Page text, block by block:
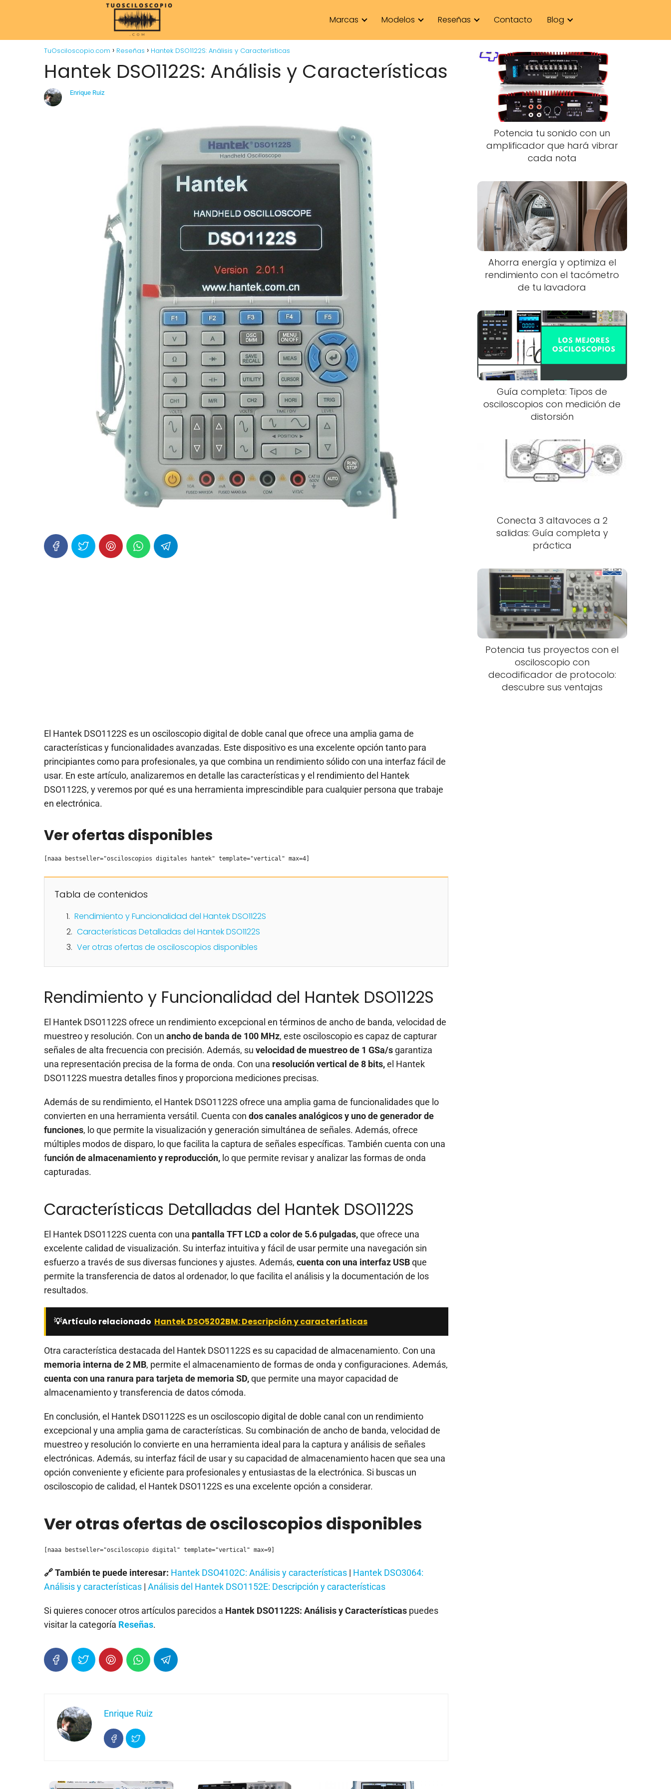
Marcas Modelos Reseñas Contacto Blog
TuOsciloscopio.com Reseñas Hantek DSO1122S: Análisis y Características
Hantek DSO1122S: Análisis y Características
Enrique Ruiz
El Hantek DSO1122S es un osciloscopio digital de doble canal que ofrece una amplia gama de
características y funcionalidades avanzadas. Este dispositivo es una excelente opción tanto para
principiantes como para profesionales, ya que combina un rendimiento sólido con una interfaz fácil de
usar. En este artículo, analizaremos en detalle las características y el rendimiento del Hantek
DSO1122S, y veremos por qué es una herramienta imprescindible para cualquier persona que trabaje
en electrónica.
Ver ofertas disponibles
[naaa bestseller="osciloscopios digitales hantek" template="vertical" max=4]
Tabla de contenidos
Rendimiento y Funcionalidad del Hantek DSO1122S
Características Detalladas del Hantek DSO1122S
Ver otras ofertas de osciloscopios disponibles
Rendimiento y Funcionalidad del Hantek DSO1122S
El Hantek DSO1122S ofrece un rendimiento excepcional en términos de ancho de banda, velocidad de
muestreo y resolución. Con un ancho de banda de 100 MHz, este osciloscopio es capaz de capturar
señales de alta frecuencia con precisión. Además, su velocidad de muestreo de 1 GSa/s garantiza
una representación precisa de la forma de onda. Con una resolución vertical de 8 bits,el Hantek
DSO1122S muestra detalles finos y proporciona mediciones precisas.
Además de su rendimiento, el Hantek DSO1122S ofrece una amplia gama de funcionalidades que lo
convierten en una herramienta versátil. Cuenta con dos canales analógicos y uno de generador de
funciones, lo que permite la visualización y generación simultánea de señales. Además, ofrece
múltiples modos de disparo, lo que facilita la captura de señales específicas. También cuenta con una
función de almacenamiento y reproducción, lo que permite revisar y analizar las formas de onda
capturadas.
Características Detalladas del Hantek DSO1122S
El Hantek DSO1122S cuenta con una pantalla TFT LCD a color de 5.6 pulgadas,que ofrece una
excelente calidad de visualización. Su interfaz intuitiva y fácil de usar permite una navegación sin
esfuerzo a través de sus diversas funciones y ajustes. Además, cuenta con una interfaz USBque
permite la transferencia de datos al ordenador, lo que facilita el análisis y la documentación de los
resultados.
💡Artículo relacionado Hantek DSO5202BM: Descripción y características
Otra característica destacada del Hantek DSO1122S es su capacidad de almacenamiento. Con una
memoria interna de 2 MB, permite el almacenamiento de formas de onda y configuraciones. Además,
cuenta con una ranura para tarjeta de memoria SD,que permite una mayor capacidad de
almacenamiento y transferencia de datos cómoda.
En conclusión, el Hantek DSO1122S es un osciloscopio digital de doble canal con un rendimiento
excepcional y una amplia gama de características. Su combinación de ancho de banda, velocidad de
muestreo y resolución lo convierte en una herramienta ideal para la captura y análisis de señales
electrónicas. Además, su interfaz fácil de usar y su capacidad de almacenamiento hacen que sea una
opción conveniente y eficiente para profesionales y entusiastas de la electrónica. Si buscas un
osciloscopio de calidad, el Hantek DSO1122S es una excelente opción a considerar.
Ver otras ofertas de osciloscopios disponibles
[naaa bestseller="osciloscopio digital" template="vertical" max=9]
🔗 También te puede interesar: Hantek DSO4102C: Análisis y características | Hantek DSO3064:
Análisis y características | Análisis del Hantek DSO1152E: Descripción y características
Si quieres conocer otros artículos parecidos a Hantek DSO1122S: Análisis y Características puedes
visitar la categoría Reseñas.
Enrique Ruiz
Potencia tu sonido con un
amplificador que hará vibrar
cada nota
Ahorra energía y optimiza el
rendimiento con el tacómetro
de tu lavadora
Guía completa: Tipos de
osciloscopios con medición de
distorsión
Conecta 3 altavoces a 2
salidas: Guía completa y
práctica
Potencia tus proyectos con el
osciloscopio con
decodificador de protocolo:
descubre sus ventajas